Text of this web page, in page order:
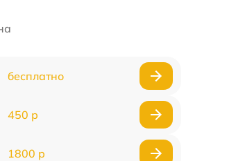
бесплатно
450 р
1800 р